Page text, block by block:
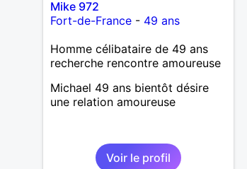
Mike 972
Fort-de-France- 49 ans
Homme célibataire de 49 ans
recherche rencontre amoureuse
Michael 49 ans bientôt désire
une relation amoureuse
Voir le profil